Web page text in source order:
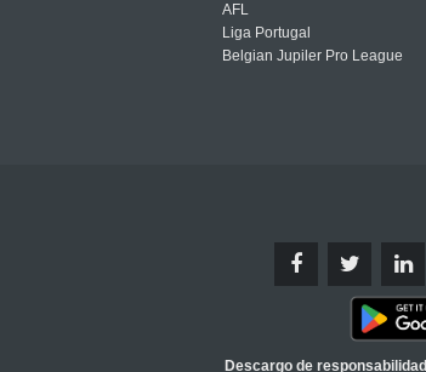
AFL
Liga Portugal
Belgian Jupiler Pro League
Descargo de responsabilidad